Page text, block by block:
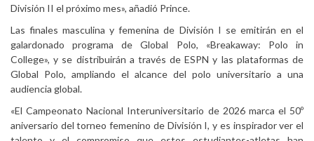
División II el próximo mes», añadió Prince.
Las finales masculina y femenina de División I se emitirán en el
galardonado programa de Global Polo, «Breakaway: Polo in
College», y se distribuirán a través de ESPN y las plataformas de
Global Polo, ampliando el alcance del polo universitario a una
audiencia global.
«El Campeonato Nacional Interuniversitario de 2026 marca el 50º
aniversario del torneo femenino de División I, y es inspirador ver el